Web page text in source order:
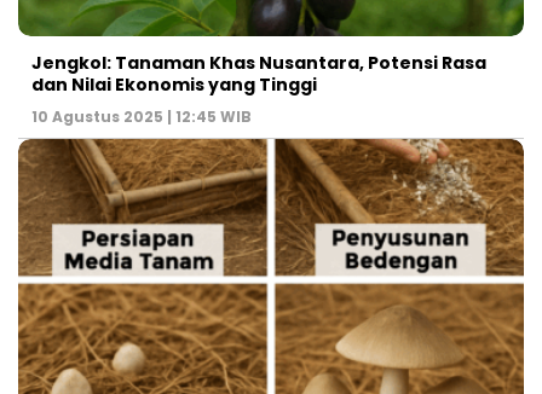
Jengkol: Tanaman Khas Nusantara, Potensi Rasa
dan Nilai Ekonomis yang Tinggi
10 Agustus 2025 | 12:45 WIB